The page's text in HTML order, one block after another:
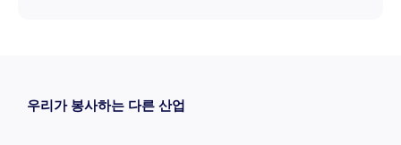
우리가 봉사하는 다른 산업